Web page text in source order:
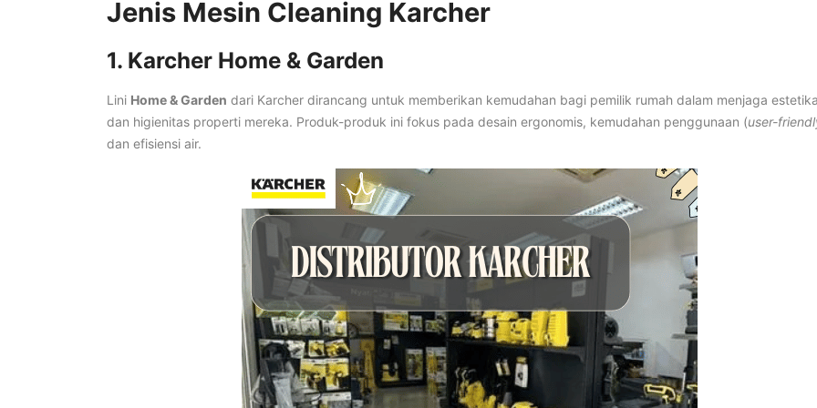
Jenis Mesin Cleaning Karcher
1. Karcher Home & Garden
Lini Home & Garden dari Karcher dirancang untuk memberikan kemudahan bagi pemilik rumah dalam menjaga estetika
dan higienitas properti mereka. Produk-produk ini fokus pada desain ergonomis, kemudahan penggunaan (user-
dan efisiensi air.